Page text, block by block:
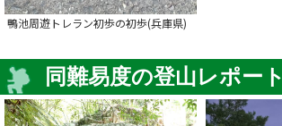
鴨池周遊トレラン初歩の初歩(兵庫県)
同難易度の登山レポート